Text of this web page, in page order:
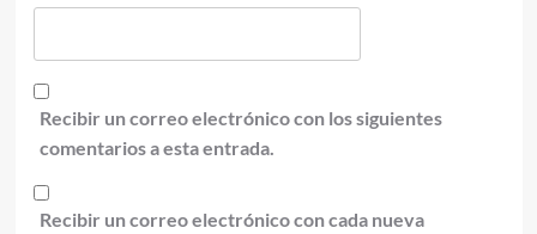
Recibir un correo electrónico con los siguientes
comentarios a esta entrada.
Recibir un correo electrónico con cada nueva